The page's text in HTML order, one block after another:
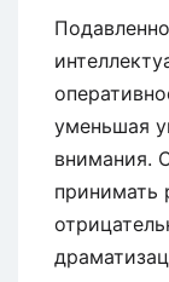
уменьшая
внимания.
принимать